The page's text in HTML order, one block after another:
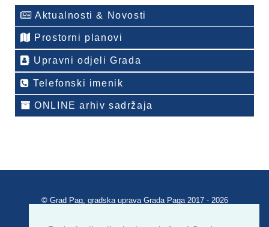
Aktualnosti & Novosti
Prostorni planovi
Upravni odjeli Grada
Telefonski imenik
ONLINE arhiv sadržaja
© Grad Pag, gradska uprava Grada Paga 2017 - 2026